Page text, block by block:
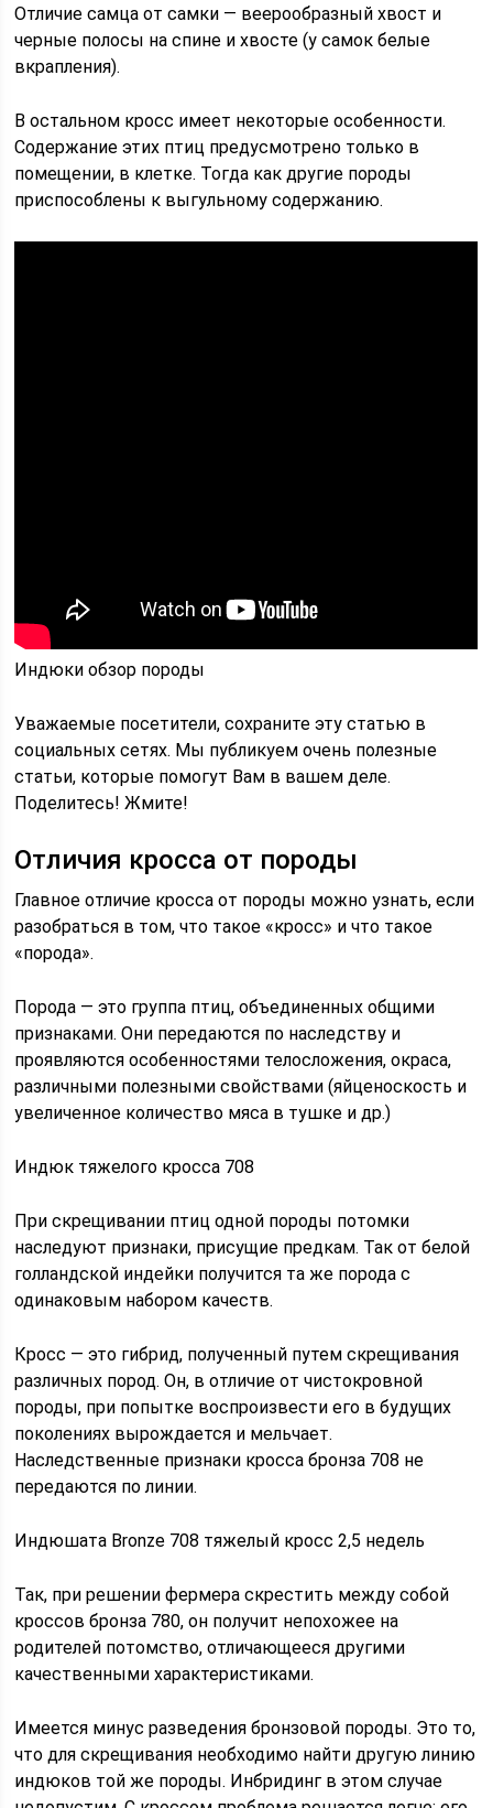
Отличие самца от самки — веерообразный хвост и
черные полосы на спине и хвосте (у самок белые
вкрапления).
В остальном кросс имеет некоторые особенности.
Содержание этих птиц предусмотрено только в
помещении, в клетке. Тогда как другие породы
приспособлены к выгульному содержанию.
Индюки обзор породы
Уважаемые посетители, сохраните эту статью в
социальных сетях. Мы публикуем очень полезные
статьи, которые помогут Вам в вашем деле.
Поделитесь! Жмите!
Отличия кросса от породы
Главное отличие кросса от породы можно узнать, если
разобраться в том, что такое «кросс» и что такое
«порода».
Порода — это группа птиц, объединенных общими
признаками. Они передаются по наследству и
проявляются особенностями телосложения, окраса,
различными полезными свойствами (яйценоскость и
увеличенное количество мяса в тушке и др.)
Индюк тяжелого кросса 708
При скрещивании птиц одной породы потомки
наследуют признаки, присущие предкам. Так от белой
голландской индейки получится та же порода с
одинаковым набором качеств.
Кросс — это гибрид, полученный путем скрещивания
различных пород. Он, в отличие от чистокровной
породы, при попытке воспроизвести его в будущих
поколениях вырождается и мельчает.
Наследственные признаки кросса бронза 708 не
передаются по линии.
Индюшата Bronze 708 тяжелый кросс 2,5 недель
Так, при решении фермера скрестить между собой
кроссов бронза 780, он получит непохожее на
родителей потомство, отличающееся другими
качественными характеристиками.
Имеется минус разведения бронзовой породы. Это то,
что для скрещивания необходимо найти другую линию
индюков той же породы. Инбридинг в этом случае